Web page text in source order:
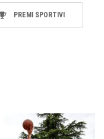
PREMI SPORTIVI